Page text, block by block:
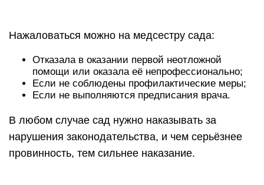
Нажаловаться можно на медсестру сада:
Отказала в оказании первой неотложной
помощи или оказала её непрофессионально;
Если не соблюдены профилактические меры;
Если не выполняются предписания врача.
В любом случае сад нужно наказывать за
нарушения законодательства, и чем серьёзнее
провинность, тем сильнее наказание.